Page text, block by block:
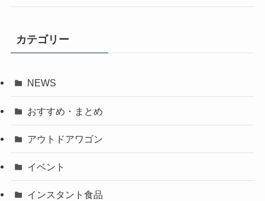
カテゴリー
NEWS
おすすめ・まとめ
アウトドアワゴン
イベント
インスタント食品